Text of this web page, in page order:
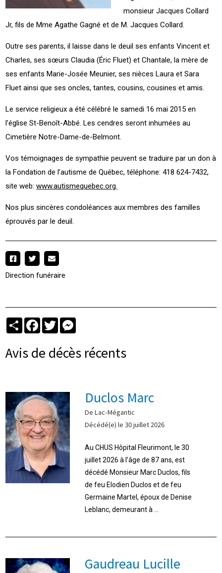
monsieur Jacques Collard
Jr, fils de Mme Agathe Gagné et de M. Jacques Collard.
Outre ses parents, il laisse dans le deuil ses enfants Vincent et
Charles, ses sœurs Claudia (Éric Fluet) et Chantale, la mère de
ses enfants Marie-Josée Meunier, ses nièces Laura et Sara
Fluet ainsi que ses oncles, tantes, cousins, cousines et amis.
Le service religieux a été célébré le samedi 16 mai 2015 en
l’église St-Benoît-Abbé. Les cendres seront inhumées au
Cimetière Notre-Dame-de-Belmont.
Vos témoignages de sympathie peuvent se traduire par un don à
la Fondation de l’autisme de Québec, téléphone: 418 624-7432,
site web:www.autismequebec.org.
Nos plus sincères condoléances aux membres des familles
éprouvés par le deuil.
Direction funéraire
PartagerFacebook
Twitter
Avis de décès récents
Duclos Marc
De Lac-Mégantic
Décédé(e) le 30 juillet 2026
Au CHUS Hôpital Fleurimont, le 30
juillet 2026 à l’âge de 87 ans, est
décédé Monsieur Marc Duclos, fils
de feu Elodien Duclos et de feu
Germaine Martel, époux de Denise
Leblanc, demeurant à ...
Gaudreau Lucille